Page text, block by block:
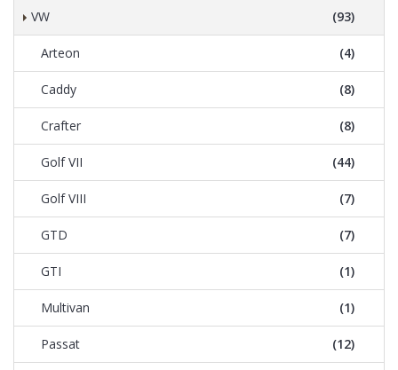
VW (93)
Arteon (4)
Caddy (8)
Crafter (8)
Golf VII (44)
Golf VIII (7)
GTD (7)
GTI (1)
Multivan (1)
Passat (12)